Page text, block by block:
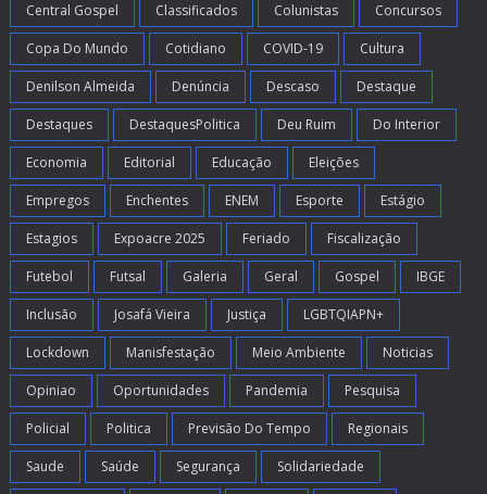
Central Gospel Classificados Colunistas Concursos
Copa Do Mundo Cotidiano COVID-19 Cultura
Denilson Almeida Denúncia Descaso Destaque
Destaques DestaquesPolitica Deu Ruim Do Interior
Economia Editorial Educação Eleições
Empregos Enchentes ENEM Esporte Estágio
Estagios Expoacre 2025 Feriado Fiscalização
Futebol Futsal Galeria Geral Gospel IBGE
Inclusão Josafá Vieira Justiça LGBTQIAPN+
Lockdown Manisfestação Meio Ambiente Noticias
Opiniao Oportunidades Pandemia Pesquisa
Policial Politica Previsão Do Tempo Regionais
Saude Saúde Segurança Solidariedade